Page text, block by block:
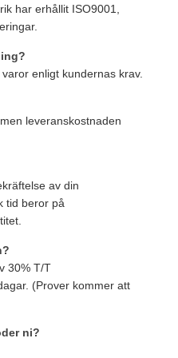
har erhållit ISO9001,
enligt kundernas krav.
leveranskostnaden
av din
tid beror på
30% T/T
(Prover kommer att
ni?